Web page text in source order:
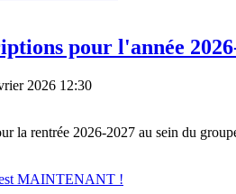
pour l'année
2026 12:30
la rentrée 2026-2027 au sein du